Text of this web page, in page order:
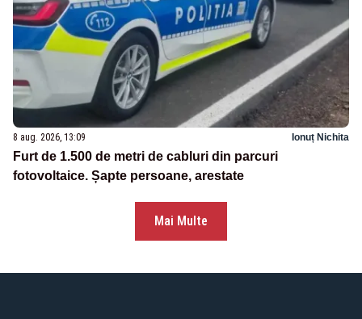
8 aug. 2026, 13:09 Ionuț Nichita
Furt de 1.500 de metri de cabluri din parcuri
fotovoltaice. Șapte persoane, arestate
Mai Multe